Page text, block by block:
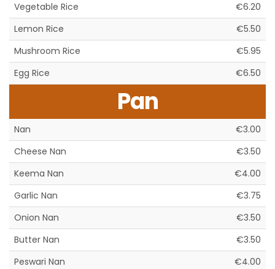
Vegetable Rice
€6.20
Lemon Rice
€5.50
Mushroom Rice
€5.95
Egg Rice
€6.50
Pan
Nan
€3.00
Cheese Nan
€3.50
Keema Nan
€4.00
Garlic Nan
€3.75
Onion Nan
€3.50
Butter Nan
€3.50
Peswari Nan
€4.00